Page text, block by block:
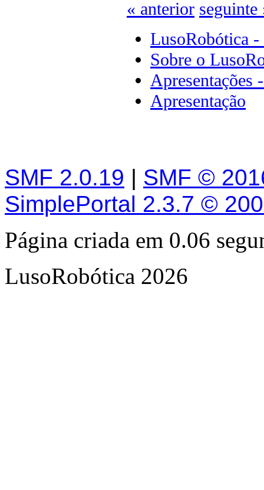
« anterior seguinte
LusoRobótica -
Sobre o
Apresentações
Apresentação
SMF 2.0.19 | SMF ©
SimplePortal 2.3.7 ©
Página criada em 0.06
LusoRobótica 2026